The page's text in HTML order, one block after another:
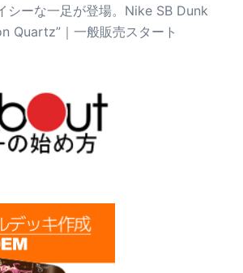
シーな一足が登場。Nike SB Dunk
Quartz”｜一般販売スタート